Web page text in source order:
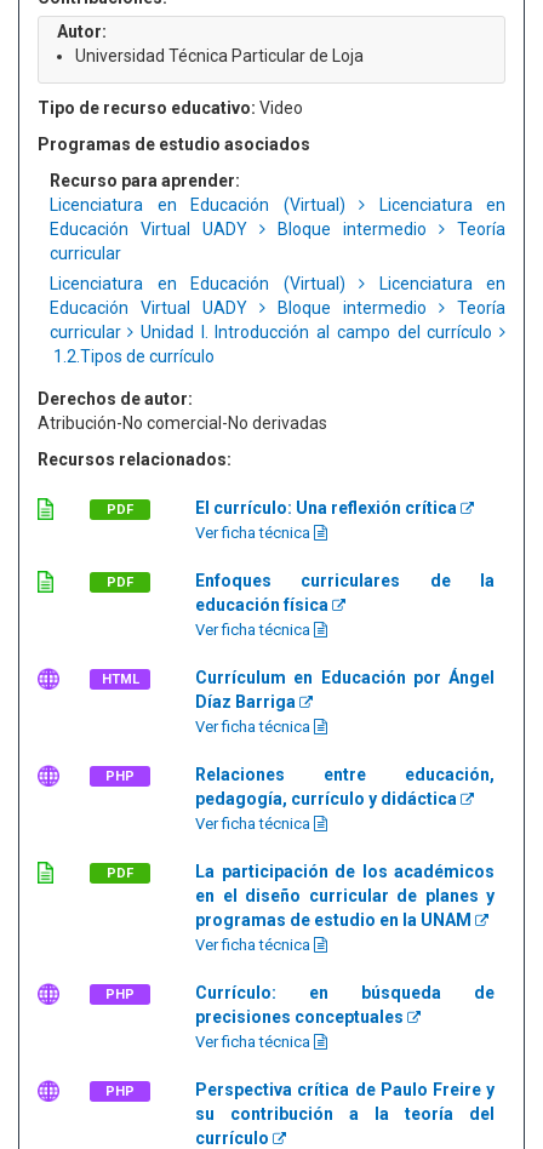
Autor:
Universidad Técnica Particular de Loja
Tipo de recurso educativo: Video
Programas de estudio asociados
Recurso para aprender:
Licenciatura en Educación (Virtual)
Licenciatura en
Educación Virtual UADY
Bloque intermedio
Teoría
curricular
Licenciatura en Educación (Virtual)
Licenciatura en
Educación Virtual UADY
Bloque intermedio
Teoría
curricular
Unidad I. Introducción al campo del currículo
1.2.Tipos de currículo
Derechos de autor:
Atribución-No comercial-No derivadas
Recursos relacionados:
PDF El currículo: Una reflexión crítica
Ver ficha técnica
PDF
Enfoques curriculares de la
educación física
Ver ficha técnica
HTML
Currículum en Educación por Ángel
Díaz Barriga
Ver ficha técnica
PHP
Relaciones entre educación,
pedagogía, currículo y didáctica
Ver ficha técnica
PDF
La participación de los académicos
en el diseño curricular de planes y
programas de estudio en la UNAM
Ver ficha técnica
PHP
Currículo: en búsqueda de
precisiones conceptuales
Ver ficha técnica
PHP
Perspectiva crítica de Paulo Freire y
su contribución a la teoría del
currículo